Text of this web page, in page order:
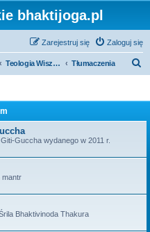
bhaktijoga.pl
Zaloguj się
Zarejestruj się
Teologia Wisznuicka - Fora Publiczne Tłumaczenia
Guccha wydanego w 2011 r.
mantr
Bhaktivinoda Thakura